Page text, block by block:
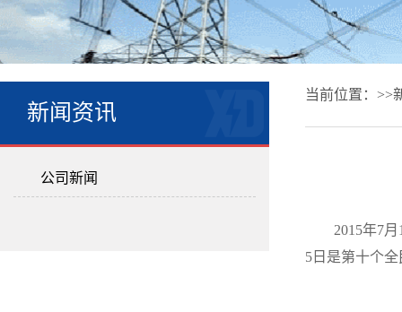
新闻资讯
公司新闻
当前位置：>>
2015年7
5日是第十个